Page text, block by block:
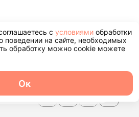
+7 (495) 104-44-45
с условиями обработки
поведении на сайте, необходимых
обработку можно cookie можете
Ок